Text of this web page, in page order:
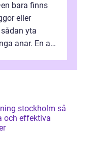
bara finns
eller
yta
anar. En av
stockholm så
och effektiva